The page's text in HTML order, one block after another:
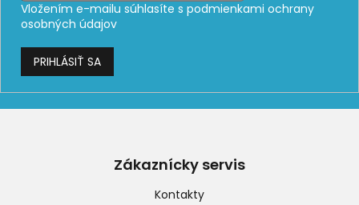
Vložením e-mailu súhlasíte s podmienkami ochrany
osobných údajov
PRIHLÁSIŤ SA
Zákaznícky servis
Kontakty